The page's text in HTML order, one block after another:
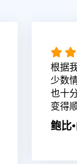
根据
少数
也十
变得
鲍比